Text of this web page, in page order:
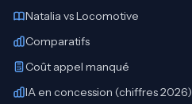
Natalia vs Locomotive
Comparatifs
Coût appel manqué
IA en concession (chiffres 2026)